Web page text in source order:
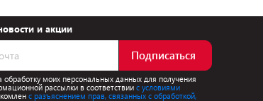
и акции
Подписаться
обработку моих персональных данных для получения
рассылки в соответствиис условиями
с разъяснением прав, связанных с обработкой,